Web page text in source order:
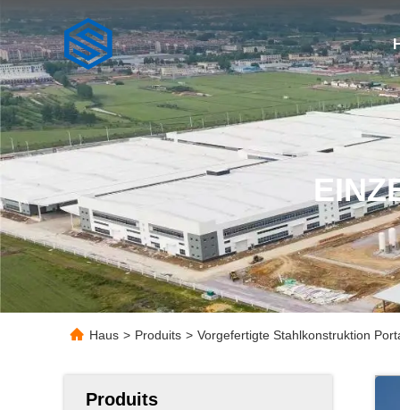
Haus > Produits > Vorgefertigte Stahlkonstruktion
Produits